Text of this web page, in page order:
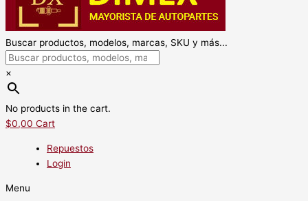
Buscar productos, modelos, marcas, SKU y más...
×
No products in the cart.
$0,00 Cart
Repuestos
Login
Menu